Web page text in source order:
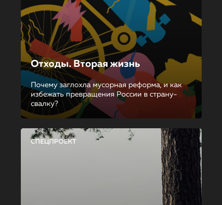
Отходы. Вторая жизнь
Почему заглохла мусорная реформа, и как
избежать превращения России в страну-
свалку?
СПЕЦПРОЕКТ